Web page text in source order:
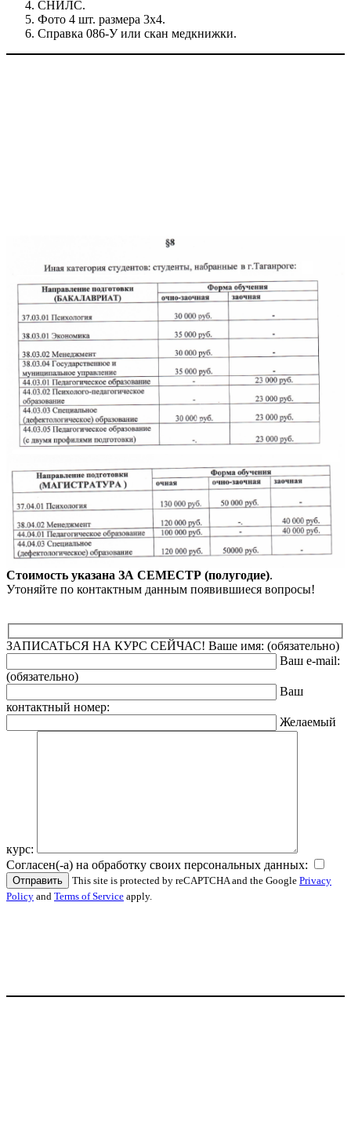
СНИЛС.
Фото 4 шт. размера 3х4.
Справка 086-У или скан медкнижки.
Стоимость указана ЗА СЕМЕСТР (полугодие).
Утоняйте по контактным данным появившиеся вопросы!
ЗАПИСАТЬСЯ НА КУРС СЕЙЧАС! Ваше имя: (обязательно)
Ваш e-mail:
(обязательно)
Ваш
контактный номер:
Желаемый
курс:
Согласен(-а) на обработку своих персональных данных:
This site is protected by reCAPTCHA and the Google Privacy
Policy and Terms of Service apply.